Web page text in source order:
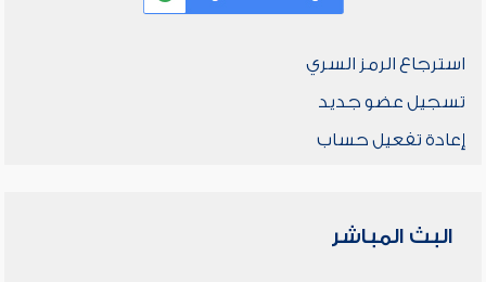
استرجاع الرمز السري
تسجيل عضو جديد
إعادة تفعيل حساب
البث المباشر